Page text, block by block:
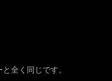
全く同じです。